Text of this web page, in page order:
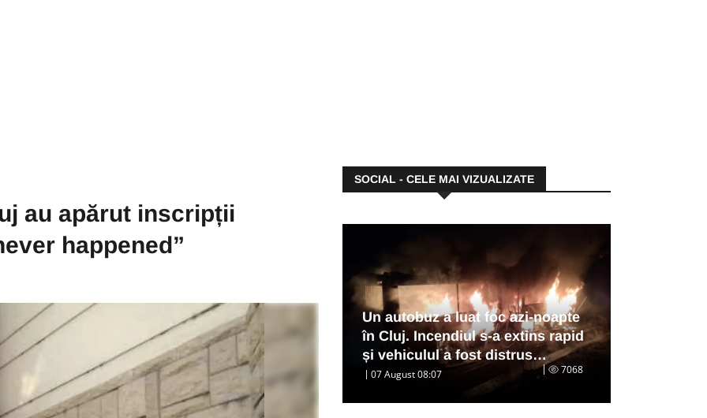
au apărut inscripții
happened”
SOCIAL - CELE MAI VIZUALIZATE
Un autobuz a luat foc azi-noapte
în Cluj. Incendiul s-a extins rapid
și vehiculul a fost distrus…
07 August 08:07 7068